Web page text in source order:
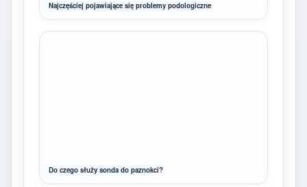
Najczęściej pojawiające się problemy podologiczne
Do czego służy sonda do paznokci?